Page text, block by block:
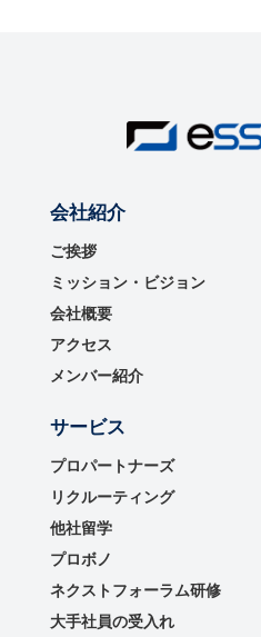
会社紹介
ご挨拶
ミッション・ビジョン
会社概要
アクセス
メンバー紹介
サービス
プロパートナーズ
リクルーティング
他社留学
プロボノ
ネクストフォーラム研修
大手社員の受入れ